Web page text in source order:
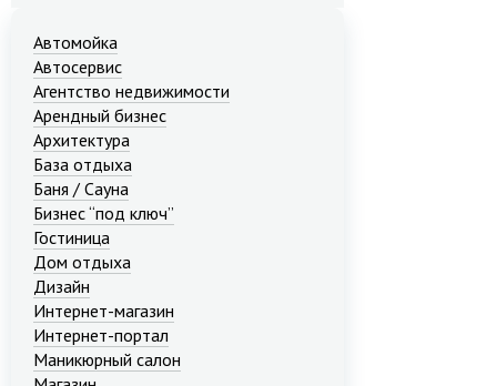
Автомойка
Автосервис
Агентство недвижимости
Арендный бизнес
Архитектура
База отдыха
Баня / Сауна
Бизнес “под ключ”
Гостиница
Дом отдыха
Дизайн
Интернет-магазин
Интернет-портал
Маникюрный салон